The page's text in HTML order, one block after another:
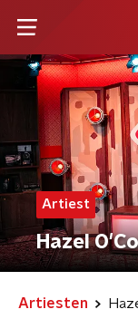
Artiest
Hazel
Artiesten